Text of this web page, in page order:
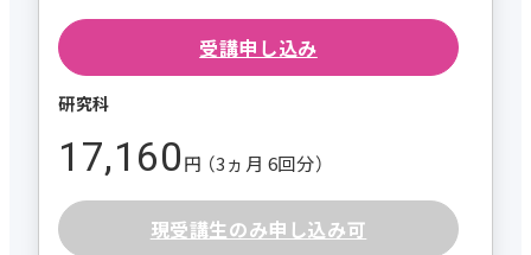
受講申し込み
研究科
17,160円 （3ヵ月 6回分）
現受講生のみ申し込み可